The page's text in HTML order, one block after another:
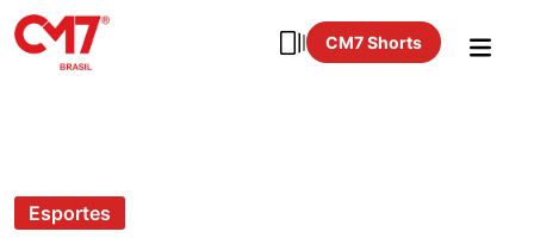
CM7 Shorts
Esportes